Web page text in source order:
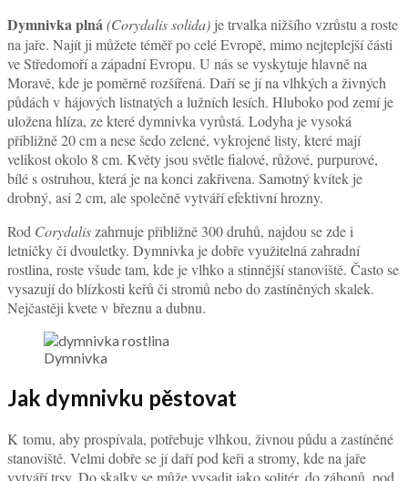
Dymnivka plná(Corydalis solida) je trvalka nižšího vzrůstu a roste
na jaře. Najít ji můžete téměř po celé Evropě, mimo nejteplejší části
ve Středomoří a západní Evropu. U nás se vyskytuje hlavně na
Moravě, kde je poměrně rozšířená. Daří se jí na vlhkých a živných
půdách v hájových listnatých a lužních lesích. Hluboko pod zemí je
uložena hlíza, ze které dymnivka vyrůstá. Lodyha je vysoká
přibližně 20 cm a nese šedo zelené, vykrojené listy, které mají
velikost okolo 8 cm. Květy jsou světle fialové, růžové, purpurové,
bílé s ostruhou, která je na konci zakřivena. Samotný kvítek je
drobný, asi 2 cm, ale společně vytváří efektivní hrozny.
Rod Corydalis zahrnuje přibližně 300 druhů, najdou se zde i
letničky či dvouletky. Dymnivka je dobře využitelná zahradní
rostlina, roste všude tam, kde je vlhko a stinnější stanoviště. Často se
vysazují do blízkosti keřů či stromů nebo do zastíněných skalek.
Nejčastěji kvete v březnu a dubnu.
Dymnivka
Jak dymnivku pěstovat
K tomu, aby prospívala, potřebuje vlhkou, živnou půdu a zastíněné
stanoviště. Velmi dobře se jí daří pod keři a stromy, kde na jaře